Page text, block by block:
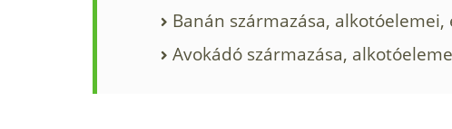
Banán származása,
Avokádó származása,